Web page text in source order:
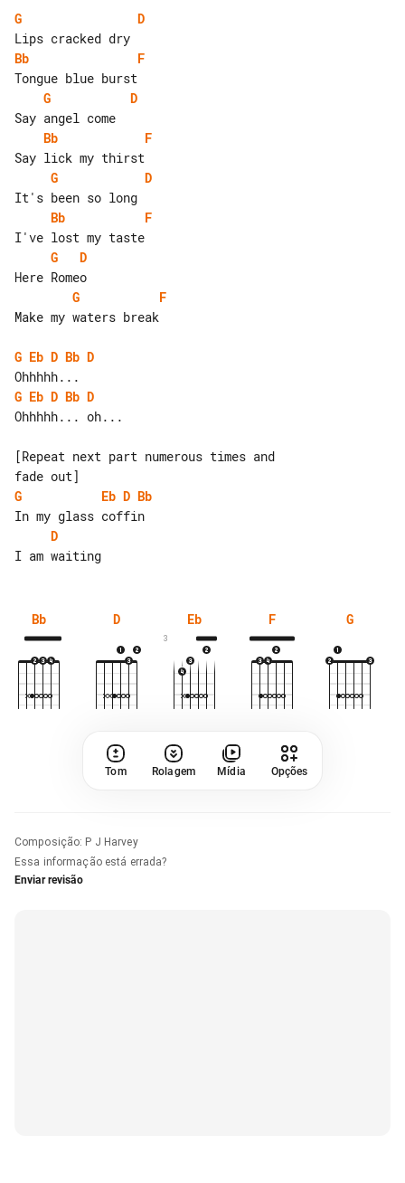
G
D
Bb
F
G
D
Bb
F
G
D
Bb
F
G
D
G
F
Make my waters break
G Eb D Bb D
G Eb D Bb D
Ohhhhh... oh...
[Repeat next part numerous times and
G
Eb D Bb
D
Bb D Eb
3
F G
Tom Rolagem Mídia Opções
Composição: P J Harvey
Essa informação está errada?
Enviar revisão